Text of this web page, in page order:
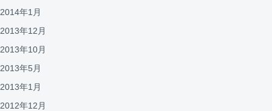
2014年1月
2013年12月
2013年10月
2013年5月
2013年1月
2012年12月